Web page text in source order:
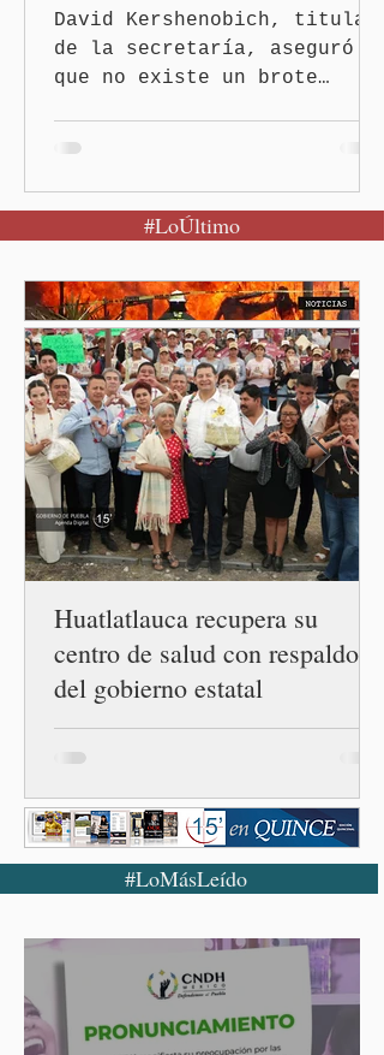
David Kershenobich, titular
de la secretaría, aseguró
que no existe un brote
secretario de Salud
federal, David Kershenobich
exista un brote activo de
ciclosporiasis en México,
luego del incremento de
casos registrado en Estados
Unidos. Durante la
conferencia matutina en
Palacio Nacional, el
funcionario informó que en
el país únicamente se han
confirmado 33 casos de esta
enferme
#LoÚltimo
Huatlatlauca recupera su
centro de salud con respaldo
del gobierno estatal
#LoMásLeído